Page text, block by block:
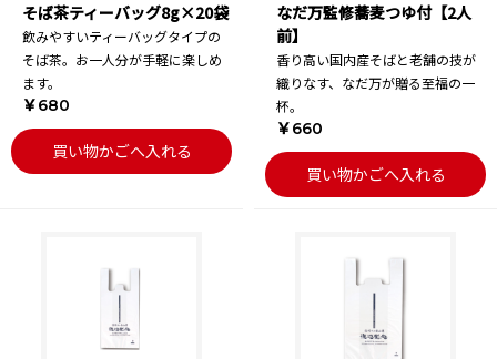
そば茶ティーバッグ8g×20袋
飲みやすいティーバッグタイプの
そば茶。お一人分が手軽に楽しめ
ます。
￥680
買い物かごへ入れる
なだ万監修蕎麦つゆ付【2人
前】
香り高い国内産そばと老舗の技が
織りなす、なだ万が贈る至福の一
杯。
￥660
買い物かごへ入れる